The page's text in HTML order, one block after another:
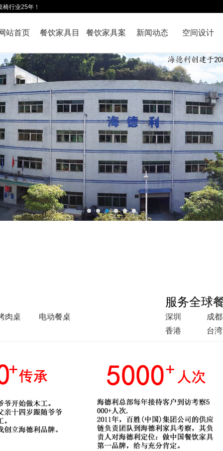
行业25年！
站首页 餐饮家具目 餐饮家具案
例
新闻动态 空间设计
肉桌 电动餐桌
服务全球
深圳
成都
香港
台湾